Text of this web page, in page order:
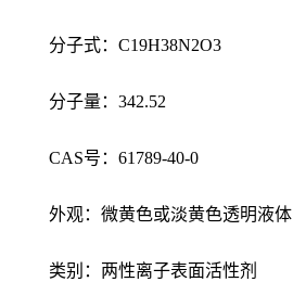
分子式：C19H38N2O3
分子量：342.52
CAS号：61789-40-0
外观：微黄色或淡黄色透明液体
类别：两性离子表面活性剂